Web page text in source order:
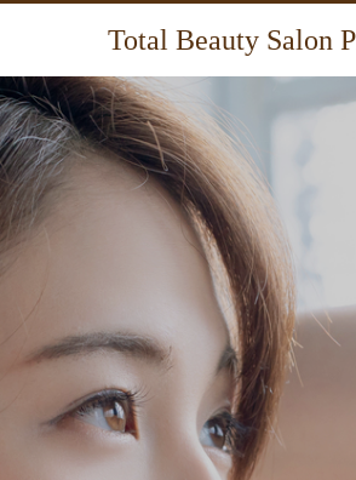
Total Beauty Salon